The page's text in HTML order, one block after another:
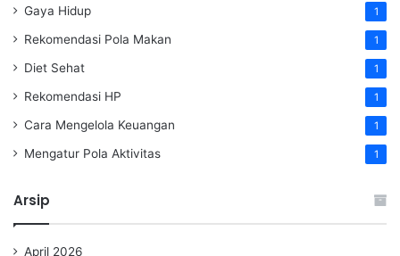
Gaya Hidup 1
Rekomendasi Pola Makan 1
Diet Sehat 1
Rekomendasi HP 1
Cara Mengelola Keuangan 1
Mengatur Pola Aktivitas 1
Arsip
April 2026